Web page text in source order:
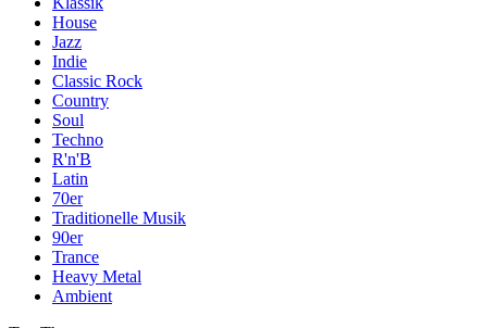
House
Jazz
Indie
Classic Rock
Country
Soul
Techno
R'n'B
Latin
70er
Traditionelle Musik
90er
Trance
Heavy Metal
Ambient